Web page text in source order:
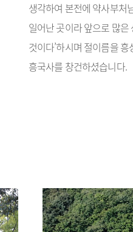
생각하여 본전에 약사부처
일어난 곳이라 앞으로 많은
것이다’하시며 절이름을
흥국사를 창건하셨습니다.